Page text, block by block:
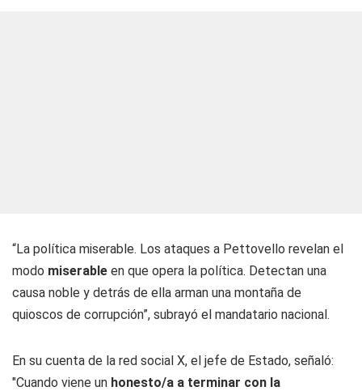
“La política miserable. Los ataques a Pettovello revelan el
modo miserable en que opera la política. Detectan una
causa noble y detrás de ella arman una montaña de
quioscos de corrupción”, subrayó el mandatario nacional.
En su cuenta de la red social X, el jefe de Estado, señaló:
"Cuando viene un honesto/a a terminar con la